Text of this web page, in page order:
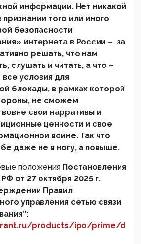
информации. Нет никакой
признании того или иного
безопасности
интернета в России – за
решать, что нам
слушать и читать, а что –
условия для
блокады, в рамках которой
не сможем
свои нарративы и
ценности и свое
войне. Так что
даже не в ногу, а повыше.
положения Постановления
от 27 октября 2025 г.
Правил
управления сетью связи
products/ipo/prime/d